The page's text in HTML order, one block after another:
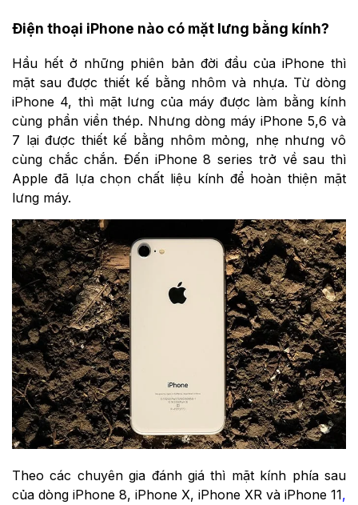
Điện thoại iPhone nào có mặt lưng bằng kính?
Hầu hết ở những phiên bản đời đầu của iPhone thì
mặt sau được thiết kế bằng nhôm và nhựa. Từ dòng
iPhone 4, thì mặt lưng của máy được làm bằng kính
cùng phần viền thép. Nhưng dòng máy iPhone 5,6 và
7 lại được thiết kế bằng nhôm mỏng, nhẹ nhưng vô
cùng chắc chắn. Đến iPhone 8 series trở về sau thì
Apple đã lựa chọn chất liệu kính để hoàn thiện mặt
lưng máy.
Theo các chuyên gia đánh giá thì mặt kính phía sau
của dòng iPhone 8, iPhone X, iPhone XR và iPhone 11,